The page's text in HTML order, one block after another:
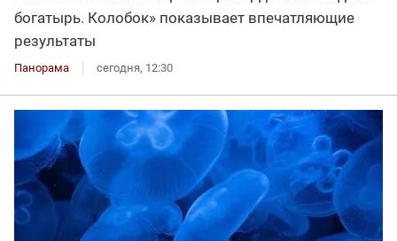
богатырь. Колобок» показывает впечатляющие
результаты
Панорама сегодня, 12:30